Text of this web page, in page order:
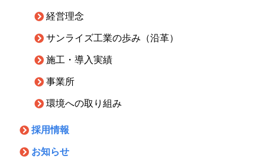
経営理念
サンライズ工業の歩み（沿革）
施工・導入実績
事業所
環境への取り組み
採用情報
お知らせ